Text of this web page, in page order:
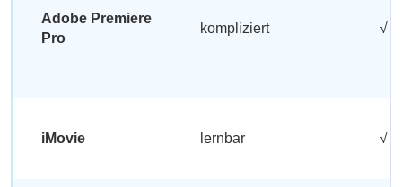
Adobe Premiere
Pro
kompliziert √
iMovie lernbar √